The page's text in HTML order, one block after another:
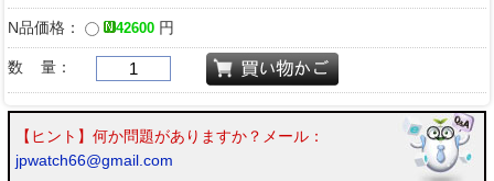
N品価格： 42600 円
数 量：
【ヒント】何か問題がありますか？メール：
jpwatch66@gmail.com